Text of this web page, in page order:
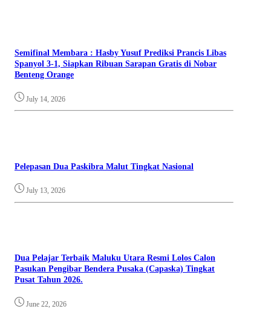
Semifinal Membara : Hasby Yusuf Prediksi Prancis Libas
Spanyol 3-1, Siapkan Ribuan Sarapan Gratis di Nobar
Benteng Orange
July 14, 2026
Pelepasan Dua Paskibra Malut Tingkat Nasional
July 13, 2026
Dua Pelajar Terbaik Maluku Utara Resmi Lolos Calon
Pasukan Pengibar Bendera Pusaka (Capaska) Tingkat
Pusat Tahun 2026.
June 22, 2026